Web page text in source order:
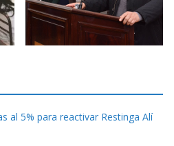
al 5% para reactivar Restinga Alí